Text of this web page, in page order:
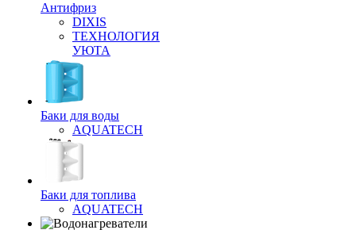
Антифриз
DIXIS
ТЕХНОЛОГИЯ
УЮТА
Баки для воды
AQUATECH
Баки для топлива
AQUATECH